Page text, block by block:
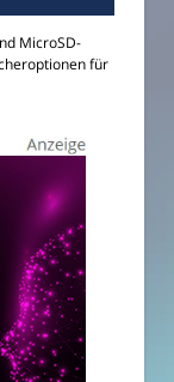
MicroSD-
für